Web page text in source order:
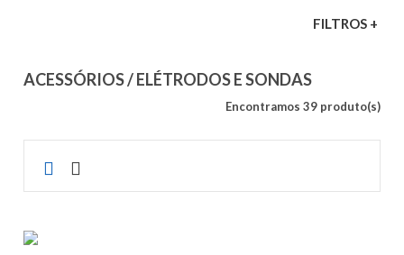
FILTROS +
ACESSÓRIOS / ELÉTRODOS E SONDAS
Encontramos 39 produto(s)